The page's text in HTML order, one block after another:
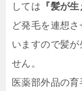
しては 『髪が
ど発毛を連想
いますので髪
せん。
医薬部外品の